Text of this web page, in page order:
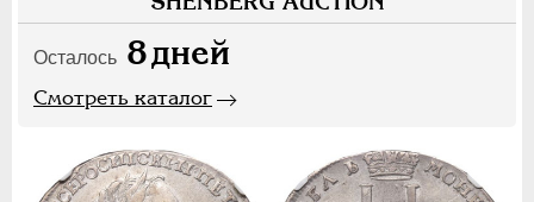
Осталось 8дней
Смотреть каталог